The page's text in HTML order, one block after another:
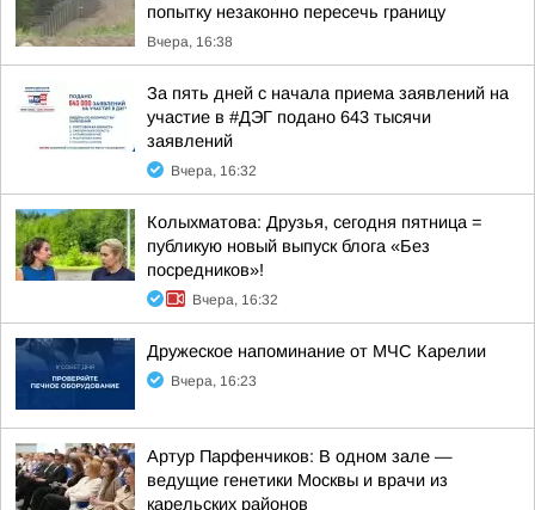
попытку незаконно пересечь границу
Вчера, 16:38
За пять дней с начала приема заявлений на
участие в #ДЭГ подано 643 тысячи
заявлений
Вчера, 16:32
Колыхматова: Друзья, сегодня пятница =
публикую новый выпуск блога «Без
посредников»!
Вчера, 16:32
Дружеское напоминание от МЧС Карелии
Вчера, 16:23
Артур Парфенчиков: В одном зале —
ведущие генетики Москвы и врачи из
карельских районов